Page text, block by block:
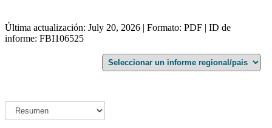
Última actualización: July 20, 2026 | Formato: PDF | ID de
informe: FBI106525